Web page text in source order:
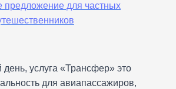
предложение для частных
услуга «Трансфер» это
для авиапассажиров,